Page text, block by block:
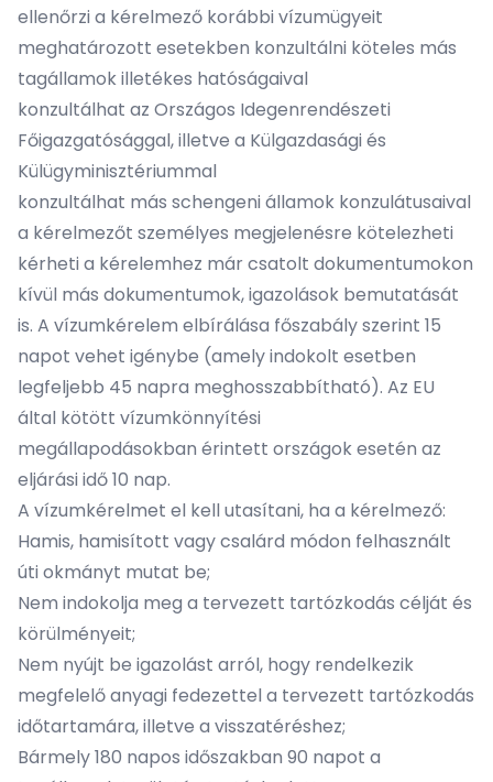
ellenőrzi a kérelmező korábbi vízumügyeit
meghatározott esetekben konzultálni köteles más
tagállamok illetékes hatóságaival
konzultálhat az Országos Idegenrendészeti
Főigazgatósággal, illetve a Külgazdasági és
Külügyminisztériummal
konzultálhat más schengeni államok konzulátusaival
a kérelmezőt személyes megjelenésre kötelezheti
kérheti a kérelemhez már csatolt dokumentumokon
kívül más dokumentumok, igazolások bemutatását
is. A vízumkérelem elbírálása főszabály szerint 15
napot vehet igénybe (amely indokolt esetben
legfeljebb 45 napra meghosszabbítható). Az EU
által kötött vízumkönnyítési
megállapodásokban érintett országok esetén az
eljárási idő 10 nap.
A vízumkérelmet el kell utasítani, ha a kérelmező:
Hamis, hamisított vagy csalárd módon felhasznált
úti okmányt mutat be;
Nem indokolja meg a tervezett tartózkodás célját és
körülményeit;
Nem nyújt be igazolást arról, hogy rendelkezik
megfelelő anyagi fedezettel a tervezett tartózkodás
időtartamára, illetve a visszatéréshez;
Bármely 180 napos időszakban 90 napot a